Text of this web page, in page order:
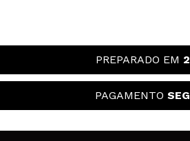
PREPARADO EM
PAGAMENTO